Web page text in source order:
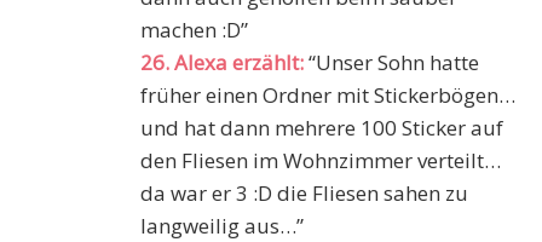
machen :D”
26. Alexa erzählt:“Unser Sohn hatte
früher einen Ordner mit Stickerbögen…
und hat dann mehrere 100 Sticker auf
den Fliesen im Wohnzimmer verteilt…
da war er 3 :D die Fliesen sahen zu
langweilig aus…”